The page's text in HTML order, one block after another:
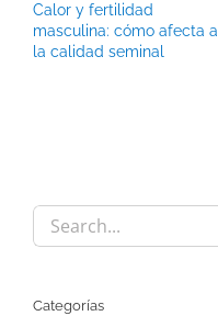
Calor y fertilidad
masculina: cómo afecta a
la calidad seminal
Search
for:
Categorías